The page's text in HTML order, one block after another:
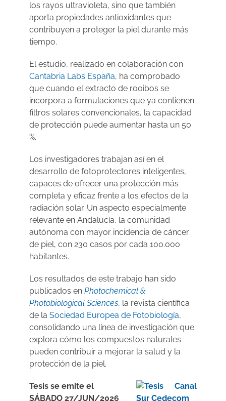
los rayos ultravioleta, sino que también
aporta propiedades antioxidantes que
contribuyen a proteger la piel durante más
tiempo.
El estudio, realizado en colaboración con
Cantabria Labs España, ha comprobado
que cuando el extracto de rooibos se
incorpora a formulaciones que ya contienen
filtros solares convencionales, la capacidad
de protección puede aumentar hasta un 50
%.
Los investigadores trabajan así en el
desarrollo de fotoprotectores inteligentes,
capaces de ofrecer una protección más
completa y eficaz frente a los efectos de la
radiación solar. Un aspecto especialmente
relevante en Andalucía, la comunidad
autónoma con mayor incidencia de cáncer
de piel, con 230 casos por cada 100.000
habitantes.
Los resultados de este trabajo han sido
publicados enPhotochemical &
Photobiological Sciences, la revista científica
de laSociedad Europea de Fotobiología,
consolidando una línea de investigación que
explora cómo los compuestos naturales
pueden contribuir a mejorar la salud y la
protección de la piel.
Tesis se emite el
SÁBADO 27/JUN/2026